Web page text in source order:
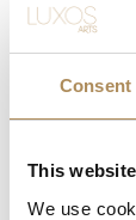
Consent
This
We use